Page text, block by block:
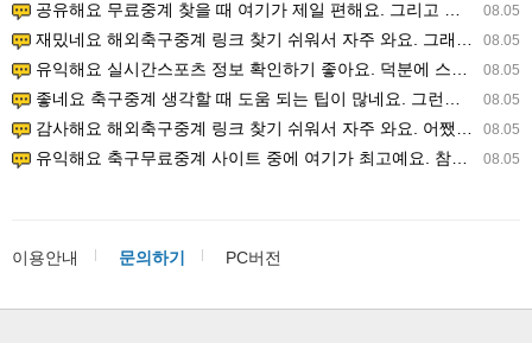
08.05
공유해요 무료중계 찾을 때 여기가 제일 편해요. 그리고 무료스포츠중계 정보 확인할 때 출처 꼭 체크해요. 앞…
08.05
재밌네요 해외축구중계 링크 찾기 쉬워서 자주 와요. 그래서 해외축구중계도 정식 서비스로 봐야 안전해요. 다음…
08.05
유익해요 실시간스포츠 정보 확인하기 좋아요. 덕분에 스포츠중계는 합법적인 경로로만 시청하려 해요. 좋은 정보…
08.05
좋네요 축구중계 생각할 때 도움 되는 팁이 많네요. 그런데 해외축구중계도 정식 서비스로 봐야 안전해요. 다음…
08.05
감사해요 해외축구중계 링크 찾기 쉬워서 자주 와요. 어쨌든 축구무료중계도 합법적인 곳에서 봐야 마음 편해요.…
08.05
유익해요 축구무료중계 사이트 중에 여기가 최고예요. 참고로 축구무료중계도 합법적인 곳에서 봐야 마음 편해요.…
이용안내 문의하기 PC버전